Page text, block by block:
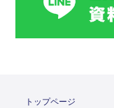
トップページ